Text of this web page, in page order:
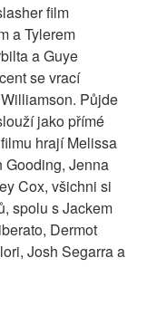
film
a Tylerem
a Guye
se vrací
Půjde
jako přímé
hrají Melissa
Gooding, Jenna
Cox, všichni si
spolu s Jackem
Dermot
Josh Segarra a